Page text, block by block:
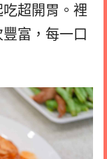
超開胃。裡
富，每一口